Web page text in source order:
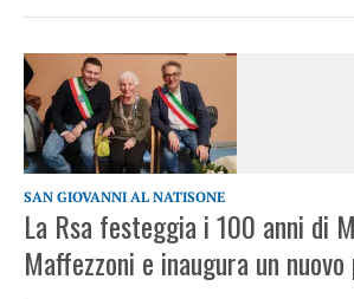
SAN GIOVANNI AL NATISONE
La Rsa festeggia i 100 anni di
Maffezzoni e inaugura un